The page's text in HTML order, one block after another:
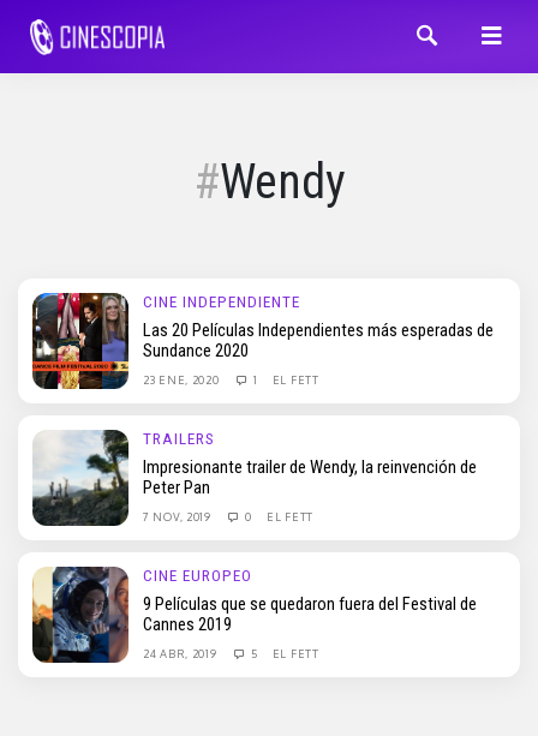
Wendy
CINE INDEPENDIENTE
Las 20 Películas Independientes más esperadas de
Sundance 2020
23 ENE, 2020 1 EL FETT
TRAILERS
Impresionante trailer de Wendy, la reinvención de
Peter Pan
7 NOV, 2019 0 EL FETT
CINE EUROPEO
9 Películas que se quedaron fuera del Festival de
Cannes 2019
24 ABR, 2019 5 EL FETT